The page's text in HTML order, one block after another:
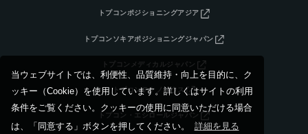
当ウェブサイトでは、利便性、品質維持・向上を目的に、ク
ッキー（Cookie）を使用しています。詳しくはサイトの利用
条件をご覧ください。クッキーの使用に同意いただける場合
は、「同意する」ボタンを押してください。
詳細を見る
トプコンポジショニングアジア
トプコンソキアポジショニングジャパン
トプコンメディカルジャパン
トプコンテクノハウス
トプコン・エシロールジャパン